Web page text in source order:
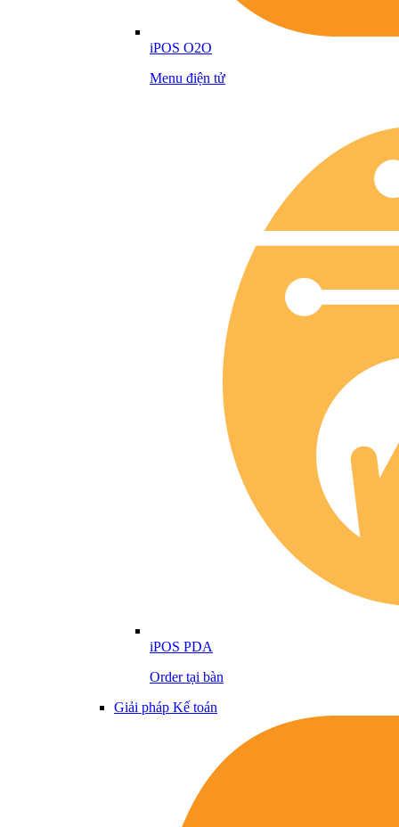
iPOS O2O
Menu điện tử
iPOS PDA
Order tại bàn
Giải pháp Kế toán